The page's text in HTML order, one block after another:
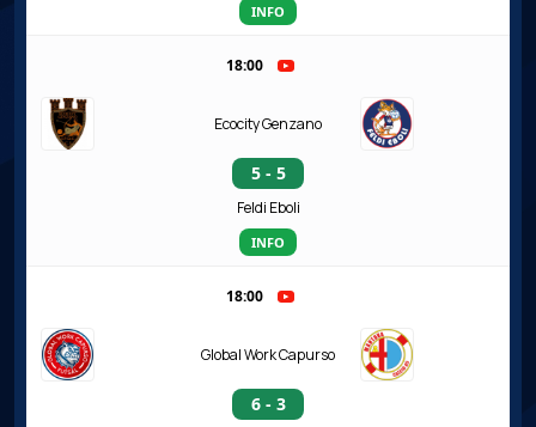
INFO
18:00
Ecocity Genzano
5 - 5
Feldi Eboli
INFO
18:00
Global Work Capurso
6 - 3